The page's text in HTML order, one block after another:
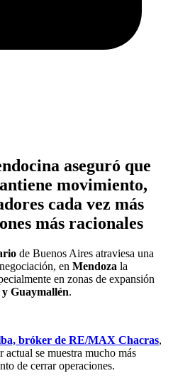
aseguró que
movimiento,
cada vez más
más racionales
de Buenos Aires atraviesa una
en Mendoza la
en zonas de expansión
Guaymallén.
bróker de RE/MAX Chacras,
se muestra mucho más
de cerrar operaciones.